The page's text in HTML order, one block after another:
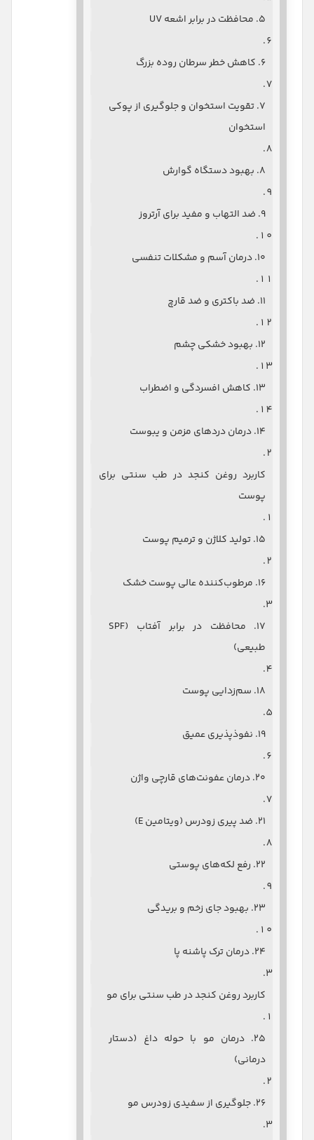
۵. محافظت در برابر اشعه UV
۶. کاهش خطر سرطان روده بزرگ
۷. تقویت استخوان و جلوگیری از پوکی
استخوان
۸. بهبود دستگاه گوارش
۹. ضد التهاب و مفید برای آرتروز
۱۰. درمان آسم و مشکلات تنفسی
۱۱. ضد باکتری و ضد قارچ
۱۲. بهبود خشکی چشم
۱۳. کاهش افسردگی و اضطراب
۱۴. درمان دردهای مزمن و یبوست
کاربرد روغن کنجد در طب سنتی برای
پوست
۱۵. تولید کلاژن و ترمیم پوست
۱۶. مرطوب‌کننده عالی پوست خشک
۱۷. محافظت در برابر آفتاب (SPF
طبیعی)
۱۸. سم‌زدایی پوست
۱۹. نفوذپذیری عمیق
۲۰. درمان عفونت‌های قارچی واژن
۲۱. ضد پیری زودرس (ویتامین E)
۲۲. رفع لکه‌های پوستی
۲۳. بهبود جای زخم و بریدگی
۲۴. درمان ترک پاشنه پا
کاربرد روغن کنجد در طب سنتی برای مو
۲۵. درمان مو با حوله داغ (دستار
درمانی)
۲۶. جلوگیری از سفیدی زودرس مو